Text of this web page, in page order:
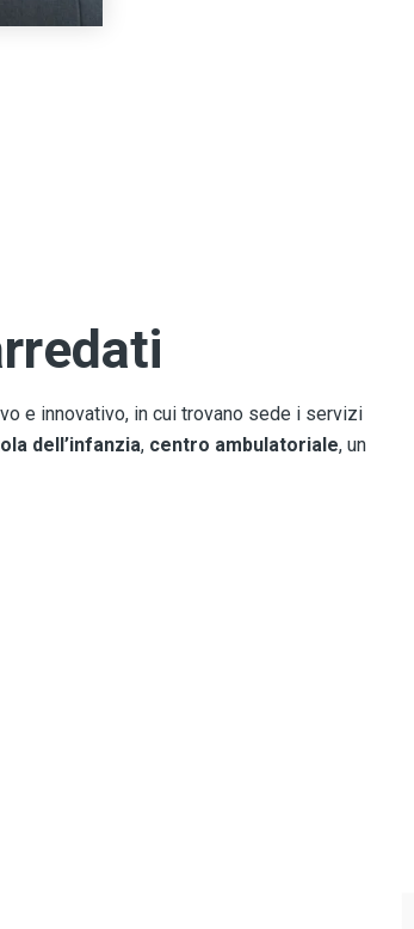
e innovativo, in cui trovano sede i servizi
dell’infanzia, centro ambulatoriale, un